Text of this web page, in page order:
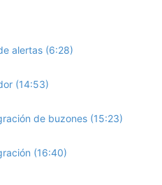
alertas (6:28)
(14:53)
de buzones (15:23)
(16:40)